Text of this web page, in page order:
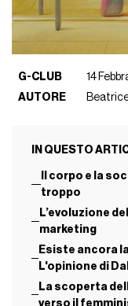
G-CLUB
14
AUTORE
IN QUESTO
Il corpo e la
troppo
L’evoluzione
marketing
Esiste ancora
L'opinione di
La scoperta
verso il